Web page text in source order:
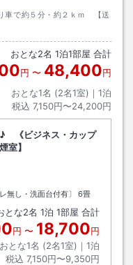
車で約５分・約２ｋｍ 【送
おとな2名 1泊1部屋 合計
円 〜 48,400円
おとな1名 (2名1室)｜ 1泊
税込 7,150円〜24,200円
《ビジネス・カップ
室】
し・洗面台付有〕
6畳
とな2名 1泊 1部屋 合計
円 〜 18,700円
おとな1名 (2名1室)｜ 1泊
税込 7,150円〜9,350円